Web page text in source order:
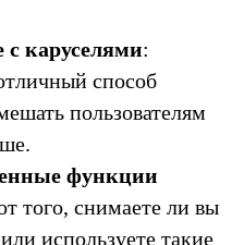
каруселями:
способ
пользователям
функции
того, снимаете ли вы
используете такие